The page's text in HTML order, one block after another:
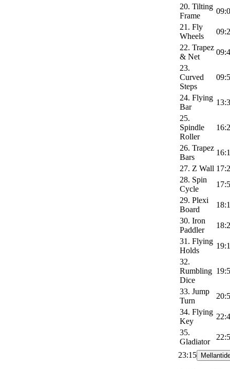
20. Tilting
Frame
21. Fly
Wheels
22. Trapez
& Net
23.
Curved
Steps
24. Flying
Bar
25.
Spindle
Roller
26. Trapez
Bars
27. Z Wall
28. Spin
Cycle
29. Plexi
Board
30. Iron
Paddler
31. Flying
Holds
32.
Rumbling
Dice
33. Jump
Turn
34. Flying
Key
35.
Gladiator
23:15